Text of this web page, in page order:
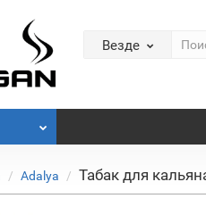
Везде
Adalya Табак для